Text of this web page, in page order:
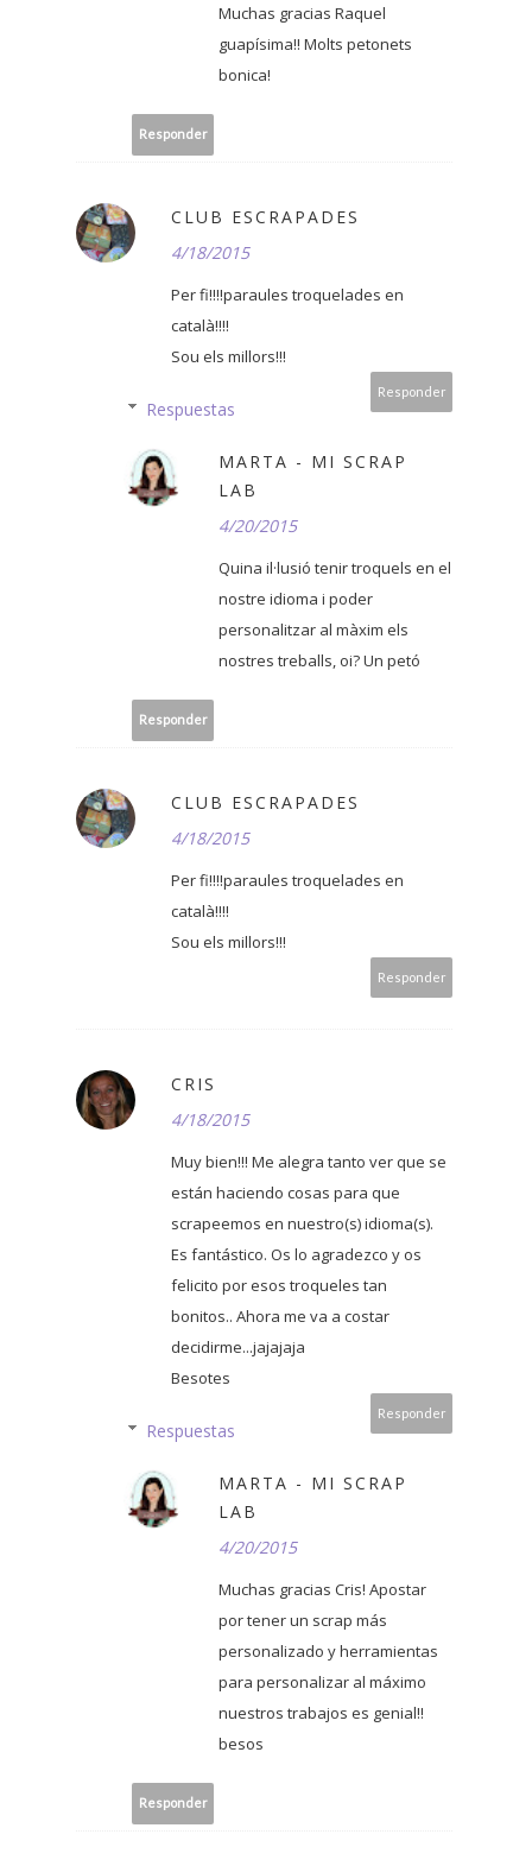
Muchas gracias Raquel
guapísima!! Molts petonets
bonica!
Responder
CLUB ESCRAPADES
4/18/2015
Per fi!!!!paraules troquelades en
català!!!!
Sou els millors!!!
Responder
Respuestas
MARTA - MI SCRAP
LAB
4/20/2015
Quina il·lusió tenir troquels en el
nostre idioma i poder
personalitzar al màxim els
nostres treballs, oi? Un petó
Responder
CLUB ESCRAPADES
4/18/2015
Per fi!!!!paraules troquelades en
català!!!!
Sou els millors!!!
Responder
CRIS
4/18/2015
Muy bien!!! Me alegra tanto ver que se
están haciendo cosas para que
scrapeemos en nuestro(s) idioma(s).
Es fantástico. Os lo agradezco y os
felicito por esos troqueles tan
bonitos.. Ahora me va a costar
decidirme...jajajaja
Besotes
Responder
Respuestas
MARTA - MI SCRAP
LAB
4/20/2015
Muchas gracias Cris! Apostar
por tener un scrap más
personalizado y herramientas
para personalizar al máximo
nuestros trabajos es genial!!
besos
Responder